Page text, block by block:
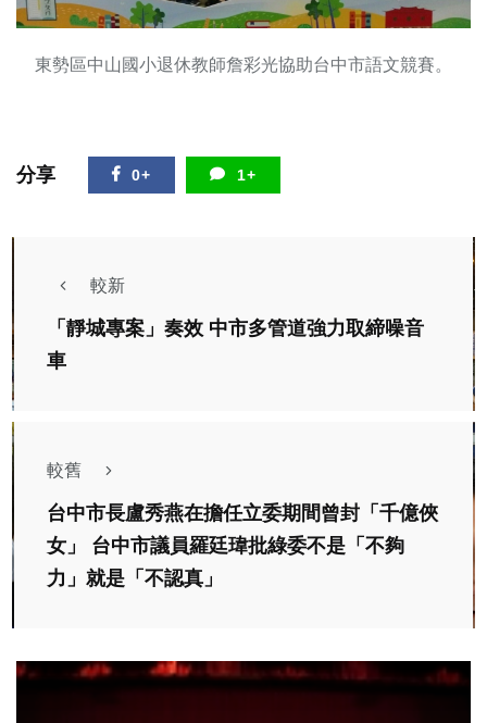
東勢區中山國小退休教師詹彩光協助台中市語文競賽。
分享 0+ 1+
較新
「靜城專案」奏效 中市多管道強力取締噪音
車
較舊
台中市長盧秀燕在擔任立委期間曾封「千億俠
女」 台中市議員羅廷瑋批綠委不是「不夠
力」就是「不認真」